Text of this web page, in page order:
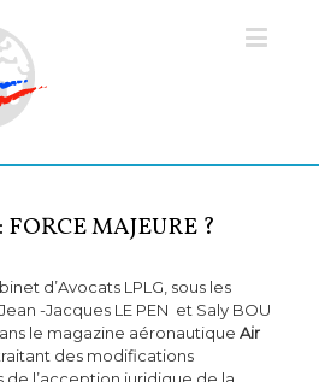
MAJEURE ?
d’Avocats LPLG, sous les
-Jacques LE PEN et Saly BOU
le magazine aéronautique Air
des modifications